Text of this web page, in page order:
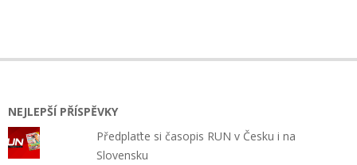
NEJLEPŠÍ PŘÍSPĚVKY
Předplaťte si časopis RUN v Česku i na
Slovensku